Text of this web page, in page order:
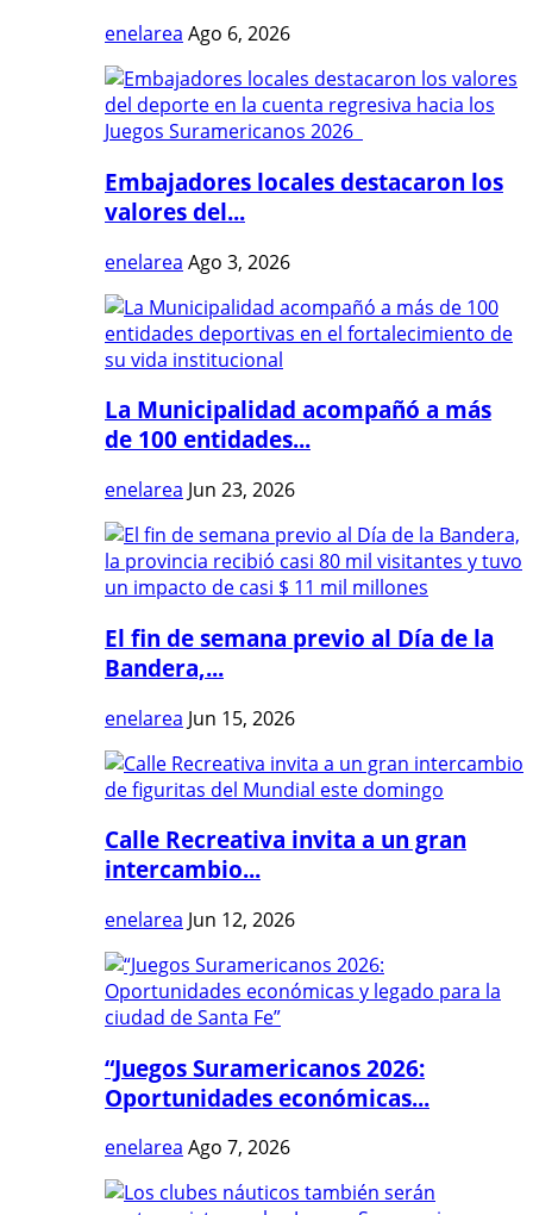
enelarea Ago 6, 2026
Embajadores locales destacaron los
valores del...
enelarea Ago 3, 2026
La Municipalidad acompañó a más
de 100 entidades...
enelarea Jun 23, 2026
El fin de semana previo al Día de la
Bandera,...
enelarea Jun 15, 2026
Calle Recreativa invita a un gran
intercambio...
enelarea Jun 12, 2026
“Juegos Suramericanos 2026:
Oportunidades económicas...
enelarea Ago 7, 2026